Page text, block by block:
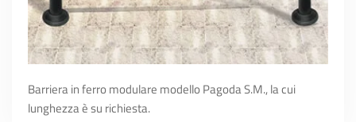
Barriera in ferro modulare modello Pagoda S.M., la cui
lunghezza è su richiesta.